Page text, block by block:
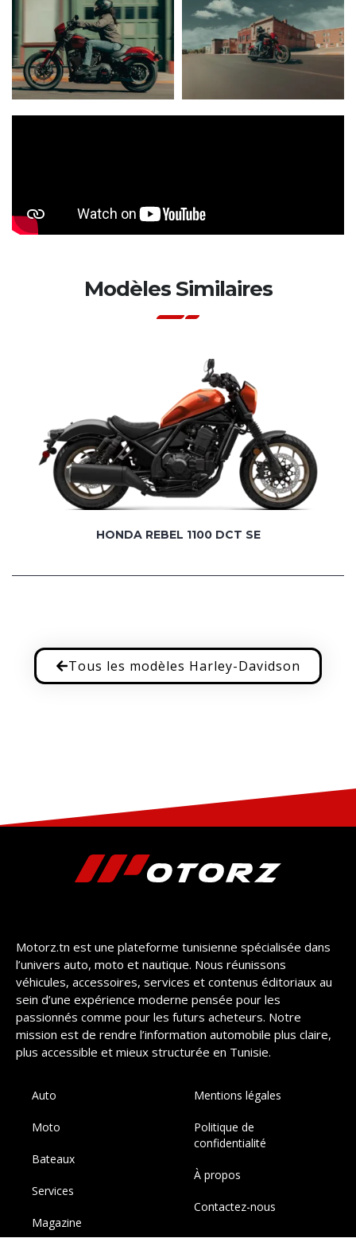
Modèles Similaires
HONDA REBEL 1100 DCT SE
Tous les modèles Harley-Davidson
Motorz.tn est une plateforme tunisienne spécialisée dans
l’univers auto, moto et nautique. Nous réunissons
véhicules, accessoires, services et contenus éditoriaux au
sein d’une expérience moderne pensée pour les
passionnés comme pour les futurs acheteurs. Notre
mission est de rendre l’information automobile plus claire,
plus accessible et mieux structurée en Tunisie.
Auto
Moto
Bateaux
Services
Magazine
Mentions légales
Politique de
confidentialité
À propos
Contactez-nous